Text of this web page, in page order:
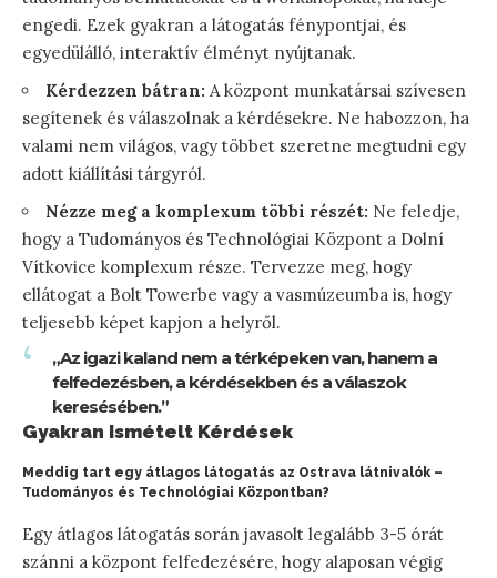
engedi. Ezek gyakran a látogatás fénypontjai, és
egyedülálló, interaktív élményt nyújtanak.
Kérdezzen bátran: A központ munkatársai szívesen
segítenek és válaszolnak a kérdésekre. Ne habozzon, ha
valami nem világos, vagy többet szeretne megtudni egy
adott kiállítási tárgyról.
Nézze meg a komplexum többi részét: Ne feledje,
hogy a Tudományos és Technológiai Központ a Dolní
Vítkovice komplexum része. Tervezze meg, hogy
ellátogat a Bolt Towerbe vagy a vasmúzeumba is, hogy
teljesebb képet kapjon a helyről.
„Az igazi kaland nem a térképeken van, hanem a
felfedezésben, a kérdésekben és a válaszok
keresésében.”
Gyakran Ismételt Kérdések
Meddig tart egy átlagos látogatás az Ostrava látnivalók –
Tudományos és Technológiai Központban?
Egy átlagos látogatás során javasolt legalább 3-5 órát
szánni a központ felfedezésére, hogy alaposan végig